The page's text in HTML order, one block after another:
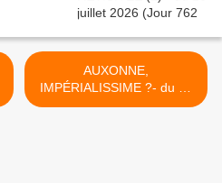
AUXONNE,
IMPÉRIALISSIME ?- du 23
novembre 2022 (J+5089